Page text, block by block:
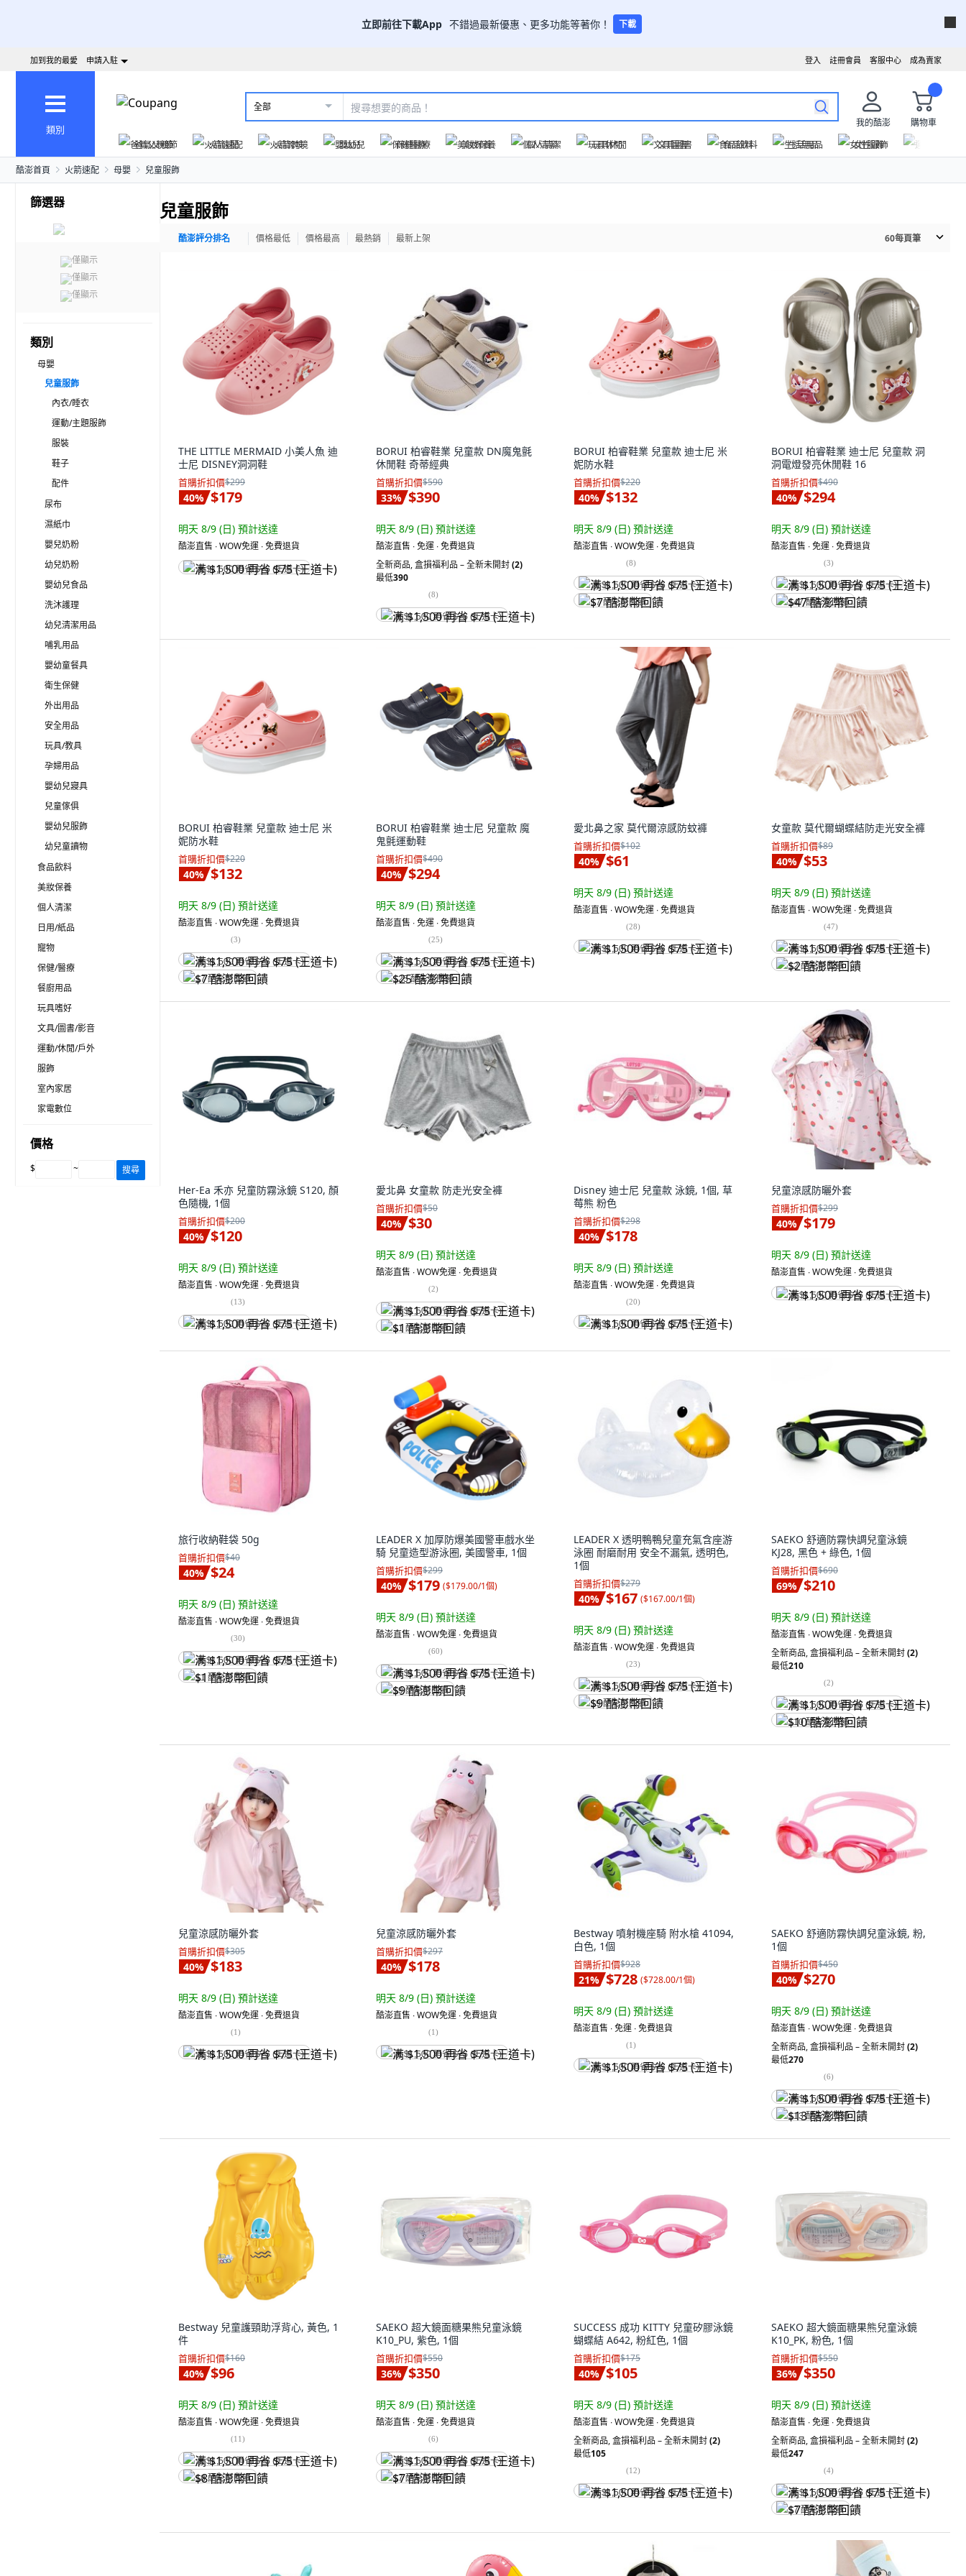
立即前往下載App 不錯過最新優惠、更多功能等著你！ 下載
成為賣家
客服中心
註冊會員
登入
加到我的最愛 申請入駐
類別
全部
我的酷澎
購物車
爸氣父親節
火箭速配 火箭跨境 嬰幼兒 保健醫療 美妝保養 個人清潔 玩具休閒 文具圖書 食品飲料 生活用品 女性服飾
酷澎首頁 火箭速配 母嬰 兒童服飾
篩選器
僅顯示
僅顯示
僅顯示
類別
母嬰
兒童服飾
內衣/睡衣
運動/主題服飾
服裝
鞋子
配件
尿布
濕紙巾
嬰兒奶粉
幼兒奶粉
嬰幼兒食品
洗沐護理
幼兒清潔用品
哺乳用品
嬰幼童餐具
衛生保健
外出用品
安全用品
玩具/教具
孕婦用品
嬰幼兒寢具
兒童傢俱
嬰幼兒服飾
幼兒童讀物
食品飲料
美妝保養
個人清潔
日用/紙品
寵物
保健/醫療
餐廚用品
玩具嗜好
文具/圖書/影音
運動/休閒/戶外
服飾
室內家居
家電數位
價格
$ ~ 搜尋
兒童服飾
酷澎評分排名 價格最低 價格最高 最熱銷 最新上架 60每頁筆
THE LITTLE MERMAID 小美人魚 迪
士尼 DISNEY洞洞鞋
首購折扣價$299
40% $179
明天 8/9 (日) 預計送達
酷澎直售 ∙ WOW免運 ∙ 免費退貨
满 $1,500 再省 $75 (王道卡)
BORUI 柏睿鞋業 兒童款 DN魔鬼氈
休閒鞋 奇蒂經典
首購折扣價$590
33% $390
明天 8/9 (日) 預計送達
酷澎直售 ∙ 免運 ∙ 免費退貨
全新商品,盒損福利品 – 全新未開封(2)
最低390
(8)
满 $1,500 再省 $75 (王道卡)
BORUI 柏睿鞋業 兒童款 迪士尼 米
妮防水鞋
首購折扣價$220
40% $132
明天 8/9 (日) 預計送達
酷澎直售 ∙ WOW免運 ∙ 免費退貨
(8)
满 $1,500 再省 $75 (王道卡)
$7 酷澎幣回饋
BORUI 柏睿鞋業 迪士尼 兒童款 洞
洞電燈發亮休閒鞋 16
首購折扣價$490
40% $294
明天 8/9 (日) 預計送達
酷澎直售 ∙ 免運 ∙ 免費退貨
(3)
满 $1,500 再省 $75 (王道卡)
$47 酷澎幣回饋
BORUI 柏睿鞋業 兒童款 迪士尼 米
妮防水鞋
首購折扣價$220
40% $132
明天 8/9 (日) 預計送達
酷澎直售 ∙ WOW免運 ∙ 免費退貨
(3)
满 $1,500 再省 $75 (王道卡)
$7 酷澎幣回饋
BORUI 柏睿鞋業 迪士尼 兒童款 魔
鬼氈運動鞋
首購折扣價$490
40% $294
明天 8/9 (日) 預計送達
酷澎直售 ∙ 免運 ∙ 免費退貨
(25)
满 $1,500 再省 $75 (王道卡)
$25 酷澎幣回饋
愛北鼻之家 莫代爾涼感防蚊褲
首購折扣價$102
40% $61
明天 8/9 (日) 預計送達
酷澎直售 ∙ WOW免運 ∙ 免費退貨
(28)
满 $1,500 再省 $75 (王道卡)
女童款 莫代爾蝴蝶結防走光安全褲
首購折扣價$89
40% $53
明天 8/9 (日) 預計送達
酷澎直售 ∙ WOW免運 ∙ 免費退貨
(47)
满 $1,500 再省 $75 (王道卡)
$2 酷澎幣回饋
Her-Ea 禾亦 兒童防霧泳鏡 S120, 顏
色隨機, 1個
首購折扣價$200
40% $120
明天 8/9 (日) 預計送達
酷澎直售 ∙ WOW免運 ∙ 免費退貨
(13)
满 $1,500 再省 $75 (王道卡)
愛北鼻 女童款 防走光安全褲
首購折扣價$50
40% $30
明天 8/9 (日) 預計送達
酷澎直售 ∙ WOW免運 ∙ 免費退貨
(2)
满 $1,500 再省 $75 (王道卡)
$1 酷澎幣回饋
Disney 迪士尼 兒童款 泳鏡, 1個, 草
莓熊 粉色
首購折扣價$298
40% $178
明天 8/9 (日) 預計送達
酷澎直售 ∙ WOW免運 ∙ 免費退貨
(20)
满 $1,500 再省 $75 (王道卡)
兒童涼感防曬外套
首購折扣價$299
40% $179
明天 8/9 (日) 預計送達
酷澎直售 ∙ WOW免運 ∙ 免費退貨
满 $1,500 再省 $75 (王道卡)
旅行收納鞋袋 50g
首購折扣價$40
40% $24
明天 8/9 (日) 預計送達
酷澎直售 ∙ WOW免運 ∙ 免費退貨
(30)
满 $1,500 再省 $75 (王道卡)
$1 酷澎幣回饋
LEADER X 加厚防爆美國警車戲水坐
騎 兒童造型游泳圈, 美國警車, 1個
首購折扣價$299
40% $179 ($179.00/1個)
明天 8/9 (日) 預計送達
酷澎直售 ∙ WOW免運 ∙ 免費退貨
(60)
满 $1,500 再省 $75 (王道卡)
$9 酷澎幣回饋
LEADER X 透明鴨鴨兒童充氣含座游
泳圈 耐磨耐用 安全不漏氣, 透明色,
1個
首購折扣價$279
40% $167 ($167.00/1個)
明天 8/9 (日) 預計送達
酷澎直售 ∙ WOW免運 ∙ 免費退貨
(23)
满 $1,500 再省 $75 (王道卡)
$9 酷澎幣回饋
SAEKO 舒適防霧快調兒童泳鏡
KJ28, 黑色 + 綠色, 1個
首購折扣價$690
69% $210
明天 8/9 (日) 預計送達
酷澎直售 ∙ WOW免運 ∙ 免費退貨
全新商品,盒損福利品 – 全新未開封(2)
最低210
(2)
满 $1,500 再省 $75 (王道卡)
$10 酷澎幣回饋
兒童涼感防曬外套
首購折扣價$305
40% $183
明天 8/9 (日) 預計送達
酷澎直售 ∙ WOW免運 ∙ 免費退貨
(1)
满 $1,500 再省 $75 (王道卡)
兒童涼感防曬外套
首購折扣價$297
40% $178
明天 8/9 (日) 預計送達
酷澎直售 ∙ WOW免運 ∙ 免費退貨
(1)
满 $1,500 再省 $75 (王道卡)
Bestway 噴射機座騎 附水槍 41094,
白色, 1個
首購折扣價$928
21% $728 ($728.00/1個)
明天 8/9 (日) 預計送達
酷澎直售 ∙ 免運 ∙ 免費退貨
(1)
满 $1,500 再省 $75 (王道卡)
SAEKO 舒適防霧快調兒童泳鏡, 粉,
1個
首購折扣價$450
40% $270
明天 8/9 (日) 預計送達
酷澎直售 ∙ WOW免運 ∙ 免費退貨
全新商品,盒損福利品 – 全新未開封(2)
最低270
(6)
满 $1,500 再省 $75 (王道卡)
$13 酷澎幣回饋
Bestway 兒童護頸助浮背心, 黃色, 1
件
首購折扣價$160
40% $96
明天 8/9 (日) 預計送達
酷澎直售 ∙ WOW免運 ∙ 免費退貨
(11)
满 $1,500 再省 $75 (王道卡)
$8 酷澎幣回饋
SAEKO 超大鏡面糖果熊兒童泳鏡
K10_PU, 紫色, 1個
首購折扣價$550
36% $350
明天 8/9 (日) 預計送達
酷澎直售 ∙ 免運 ∙ 免費退貨
(6)
满 $1,500 再省 $75 (王道卡)
$7 酷澎幣回饋
SUCCESS 成功 KITTY 兒童矽膠泳鏡
蝴蝶結 A642, 粉紅色, 1個
首購折扣價$175
40% $105
明天 8/9 (日) 預計送達
酷澎直售 ∙ WOW免運 ∙ 免費退貨
全新商品,盒損福利品 – 全新未開封(2)
最低105
(12)
满 $1,500 再省 $75 (王道卡)
SAEKO 超大鏡面糖果熊兒童泳鏡
K10_PK, 粉色, 1個
首購折扣價$550
36% $350
明天 8/9 (日) 預計送達
酷澎直售 ∙ 免運 ∙ 免費退貨
全新商品,盒損福利品 – 全新未開封(2)
最低247
(4)
满 $1,500 再省 $75 (王道卡)
$7 酷澎幣回饋